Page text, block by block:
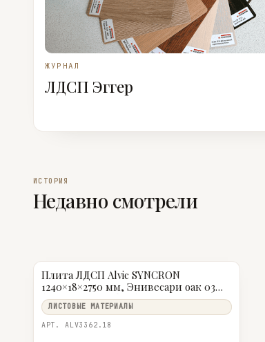
ЖУРНАЛ
ЛДСП Эггер
ИСТОРИЯ
Недавно смотрели
Плита ЛДСП Alvic SYNCRON
1240×18×2750 мм, Энивесари оак 03
(Anniversary Oak 03), инд. упаковка
ЛИСТОВЫЕ МАТЕРИАЛЫ
АРТ. ALV3362.18